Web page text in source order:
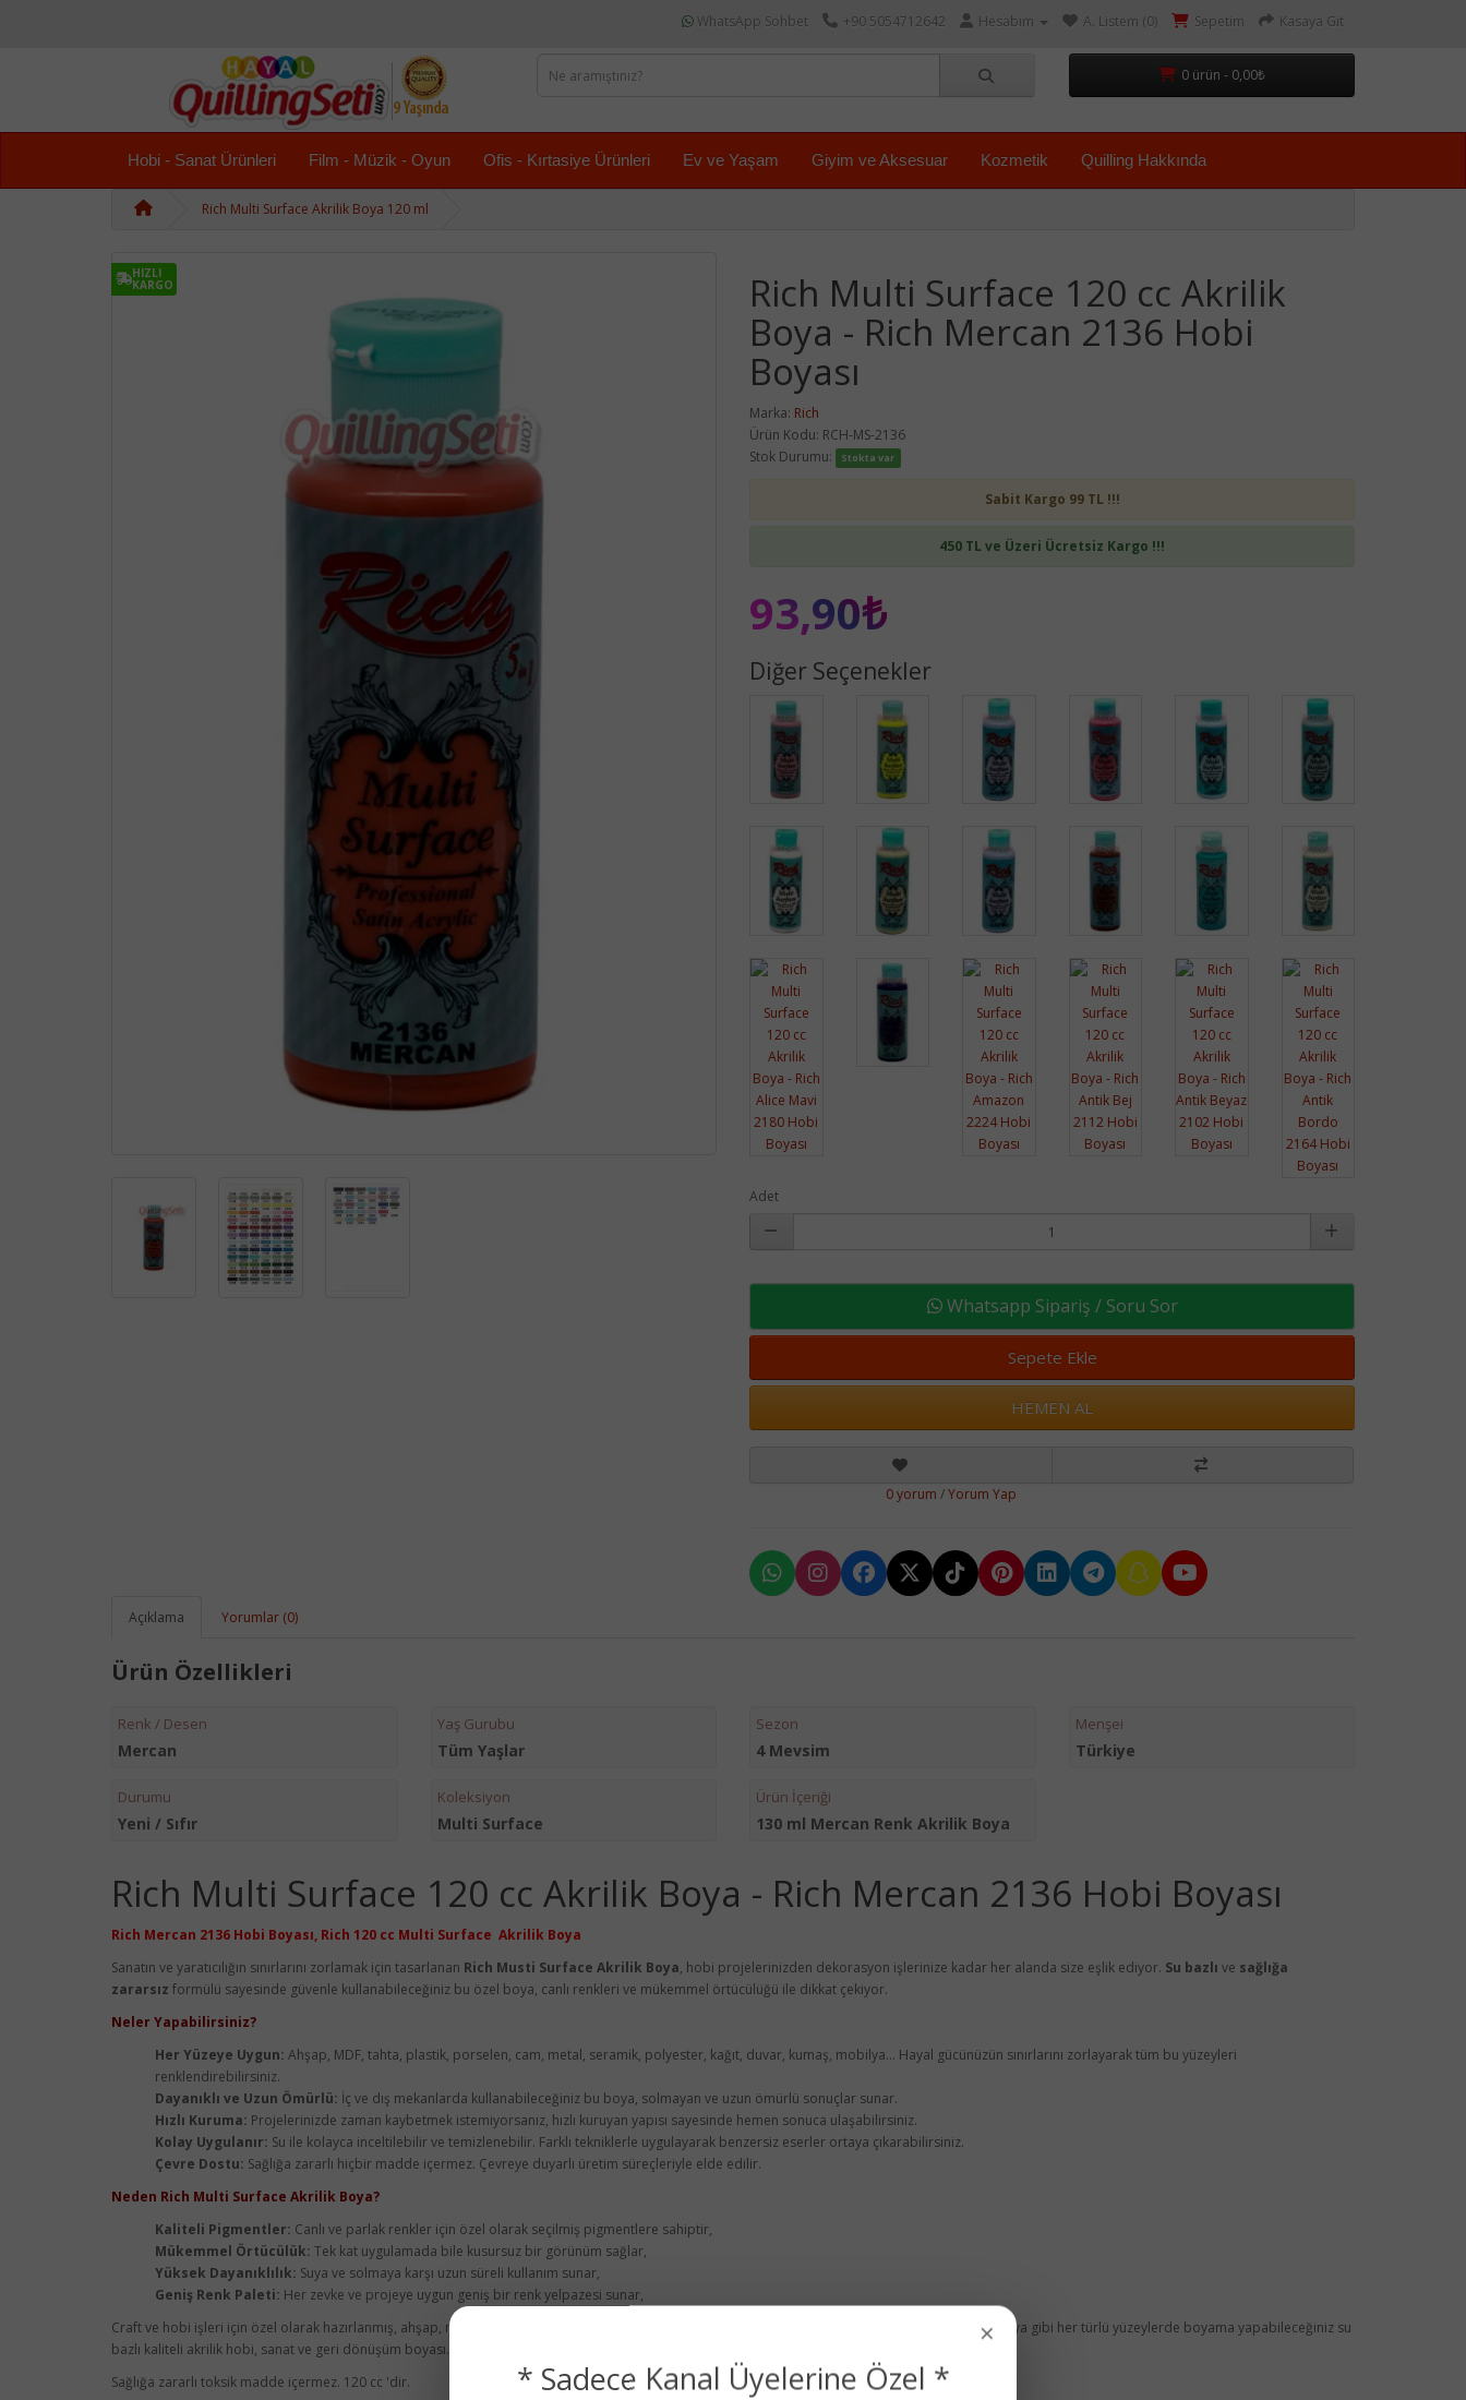
WhatsApp Sohbet +90 5054712642 Hesabım A. Listem (0) Sepetim Kasaya Git
0 ürün - 0,00₺
Hobi - Sanat Ürünleri Film - Müzik - Oyun Ofis - Kırtasiye Ürünleri Ev ve Yaşam Giyim ve Aksesuar Kozmetik Quilling Hakkında
Rich Multi Surface Akrilik Boya 120 ml
HIZLI
KARGO
Rich Multi Surface 120 cc Akrilik
Boya - Rich Mercan 2136 Hobi
Boyası
Marka: Rich
Ürün Kodu: RCH-MS-2136
Stok Durumu:
Stokta var
Sabit Kargo 99 TL !!!
450 TL ve Üzeri Ücretsiz Kargo !!!
93,90₺
Diğer Seçenekler
Adet
Whatsapp Sipariş / Soru Sor
Sepete Ekle
HEMEN AL
0 yorum /Yorum Yap
Açıklama Yorumlar (0)
Ürün Özellikleri
Renk / Desen
Mercan
Yaş Gurubu
Tüm Yaşlar
Sezon
4 Mevsim
Menşei
Türkiye
Durumu
Yeni / Sıfır
Koleksiyon
Multi Surface
Ürün İçeriği
130 ml Mercan Renk Akrilik Boya
Rich Multi Surface 120 cc Akrilik Boya - Rich Mercan 2136 Hobi Boyası
Rich Mercan 2136 Hobi Boyası, Rich 120 cc Multi Surface Akrilik Boya
Sanatın ve yaratıcılığın sınırlarını zorlamak için tasarlanan Rich Musti Surface Akrilik Boya, hobi projelerinizden dekorasyon işlerinize kadar her alanda size eşlik ediyor. Su bazlı ve sağlığa
zararsız formülü sayesinde güvenle kullanabileceğiniz bu özel boya, canlı renkleri ve mükemmel örtücülüğü ile dikkat çekiyor.
Neler Yapabilirsiniz?
Her Yüzeye Uygun: Ahşap, MDF, tahta, plastik, porselen, cam, metal, seramik, polyester, kağıt, duvar, kumaş, mobilya... Hayal gücünüzün sınırlarını zorlayarak tüm bu yüzeyleri
renklendirebilirsiniz.
Dayanıklı ve Uzun Ömürlü: İç ve dış mekanlarda kullanabileceğiniz bu boya, solmayan ve uzun ömürlü sonuçlar sunar.
Hızlı Kuruma: Projelerinizde zaman kaybetmek istemiyorsanız, hızlı kuruyan yapısı sayesinde hemen sonuca ulaşabilirsiniz.
Kolay Uygulanır: Su ile kolayca inceltilebilir ve temizlenebilir. Farklı tekniklerle uygulayarak benzersiz eserler ortaya çıkarabilirsiniz.
Çevre Dostu: Sağlığa zararlı hiçbir madde içermez. Çevreye duyarlı üretim süreçleriyle elde edilir.
Neden Rich Multi Surface Akrilik Boya?
Kaliteli Pigmentler: Canlı ve parlak renkler için özel olarak seçilmiş pigmentlere sahiptir,
Mükemmel Örtücülük: Tek kat uygulamada bile kusursuz bir görünüm sağlar,
Yüksek Dayanıklılık: Suya ve solmaya karşı uzun süreli kullanım sunar,
Geniş Renk Paleti: Her zevke ve projeye uygun geniş bir renk yelpazesi sunar,
Craft ve hobi işleri için özel olarak hazırlanmış, ahşap, mdf, tahta, plastik, porselen, cam, metal, seramik, polyester, cam, kağıt, duvar, kumaş, mobilya gibi her türlü yüzeylerde boyama yapabileceğiniz su
bazlı kaliteli akrilik hobi, sanat ve geri dönüşüm boyası.
Sağlığa zararlı toksik madde içermez. 120 cc 'dir.
×
* Sadece Kanal Üyelerine Özel *